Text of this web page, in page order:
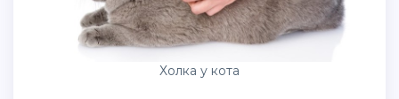
Холка у кота